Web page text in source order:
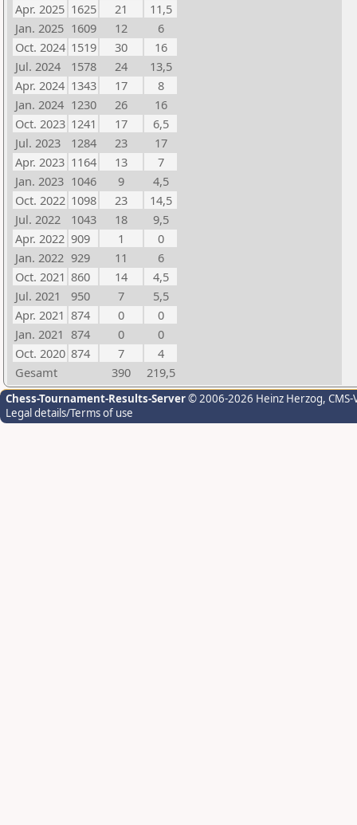
Apr. 2025 1625 21
11,5
Jan. 2025 1609 12
6
Oct. 2024 1519 30
16
Jul. 2024
1578 24
13,5
Apr. 2024 1343 17
8
Jan. 2024 1230 26
16
Oct. 2023 1241 17
6,5
Jul. 2023
1284 23
17
Apr. 2023 1164 13
7
Jan. 2023 1046 9
4,5
Oct. 2022 1098 23
14,5
Jul. 2022
1043 18
9,5
Apr. 2022 909 1
0
Jan. 2022 929 11
6
Oct. 2021 860 14
4,5
Jul. 2021
950 7
5,5
Apr. 2021 874 0
0
Jan. 2021 874 0
0
Oct. 2020 874 7
4
Gesamt
390 219,5
Chess-Tournament-Results-Server© 2006-2026 Heinz Herzog,
Legal details/Terms of use